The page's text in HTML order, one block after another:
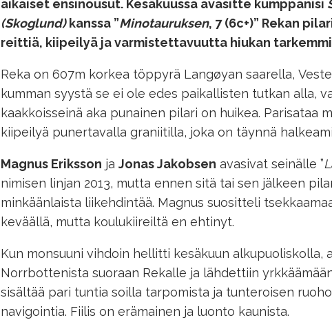
aikaiset ensinousut. Kesäkuussa avasitte kumppanisi
(Skoglund)kanssa ”Minotauruksen, 7 (6c+)” Rekan
reittiä, kiipeilyä ja varmistettavuutta hiukan
Reka on 607m korkea töppyrä Langøyan saarella,
kumman syystä se ei ole edes paikallisten tutkan alla,
kaakkoisseinä aka punainen pilari on huikea. Parisataa
kiipeilyä punertavalla graniitilla, joka on täynnä
Magnus Eriksson ja Jonas Jakobsen avasivat seinälle ”
nimisen linjan 2013, mutta ennen sitä tai sen jälkeen
minkäänlaista liikehdintää. Magnus suositteli
keväällä, mutta koulukiireiltä en ehtinyt.
Kun monsuuni vihdoin hellitti kesäkuun alkupuoliskolla,
Norrbottenista suoraan Rekalle ja lähdettiin
sisältää pari tuntia soilla tarpomista ja tunteroisen
navigointia. Fiilis on erämainen ja luonto kaunista.